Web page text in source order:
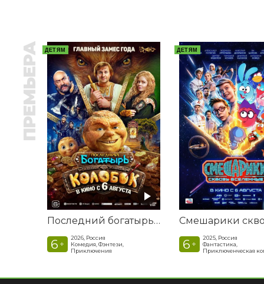
ПРЕМЬЕРА ДЕТЯМ
Последний богатырь. Колобок
6 +
2026, Россия
Комедия, Фэнтези,
Приключения
ДЕТЯМ
6 +
2025, Россия
Фантастика,
Приключенческая